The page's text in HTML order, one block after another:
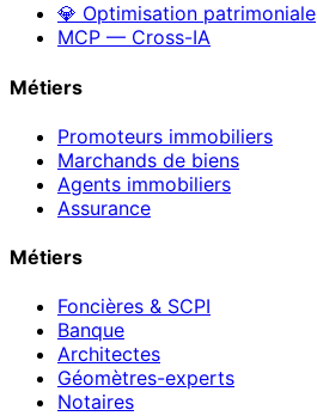
💎 Optimisation patrimoniale
MCP — Cross-IA
Métiers
Promoteurs immobiliers
Marchands de biens
Agents immobiliers
Assurance
Métiers
Foncières & SCPI
Banque
Architectes
Géomètres-experts
Notaires